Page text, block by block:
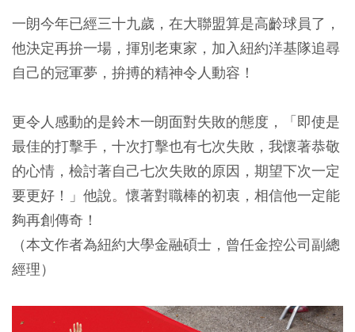
一朗今年已經三十九歲，在大聯盟算是高齡球員了，
他決定再拚一場，揮別老東家，加入紐約洋基隊追尋
自己的冠軍夢，拚搏的精神令人動容！
更令人感動的是鈴木一朗面對失敗的態度，「即使是
最佳的打擊手，十次打擊也有七次失敗，我懷著恭敬
的心情，檢討著自己七次失敗的原因，期望下次一定
要更好！」他說。懷著對職棒的初衷，相信他一定能
夠再創傳奇！
（本文作者為紐約大學金融碩士，曾任金控公司副總
經理）